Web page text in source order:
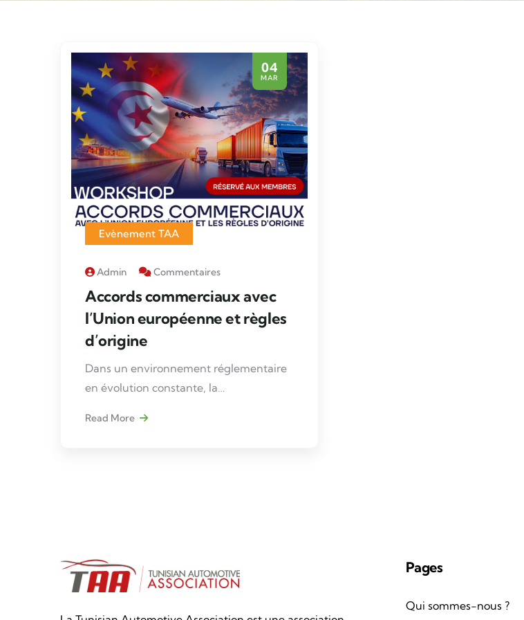
04
MAR
Evènement TAA
Admin Commentaires
Accords commerciaux avec
l’Union européenne et règles
d’origine
Dans un environnement réglementaire
en évolution constante, la
commerciaux avec l’Union européenne
Read More
Pages
Qui sommes-nous ?